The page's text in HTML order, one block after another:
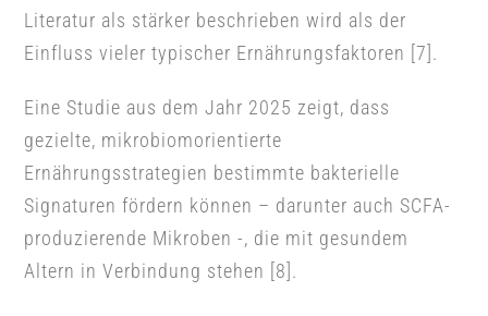
Literatur als stärker beschrieben wird als der
Einfluss vieler typischer Ernährungsfaktoren [7].
Eine Studie aus dem Jahr 2025 zeigt, dass
gezielte, mikrobiomorientierte
Ernährungsstrategien bestimmte bakterielle
Signaturen fördern können – darunter auch SCFA-
produzierende Mikroben -, die mit gesundem
Altern in Verbindung stehen [8].